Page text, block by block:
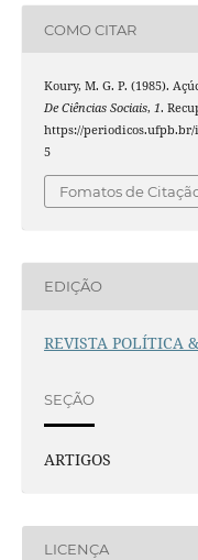
COMO CITAR
Koury, M. G. P. (1985).
De Ciências Sociais, 1.
https://
5
Fomatos de
EDIÇÃO
REVISTA POLÍTICA
SEÇÃO
ARTIGOS
LICENÇA